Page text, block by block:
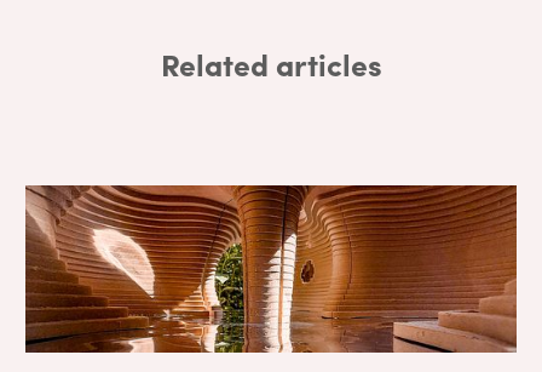
Related articles